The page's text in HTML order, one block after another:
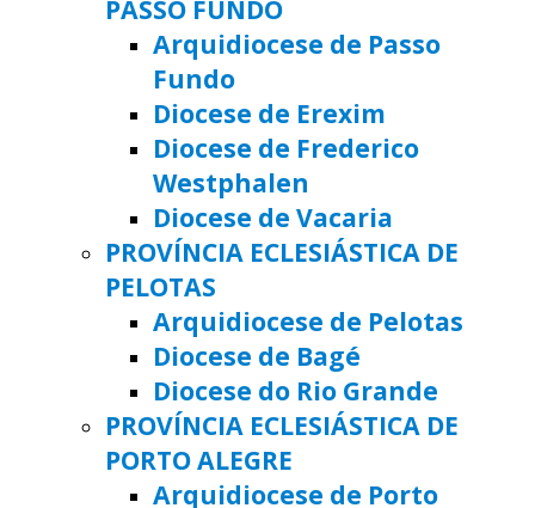
PASSO FUNDO
Arquidiocese de Passo
Fundo
Diocese de Erexim
Diocese de Frederico
Westphalen
Diocese de Vacaria
PROVÍNCIA ECLESIÁSTICA DE
PELOTAS
Arquidiocese de Pelotas
Diocese de Bagé
Diocese do Rio Grande
PROVÍNCIA ECLESIÁSTICA DE
PORTO ALEGRE
Arquidiocese de Porto